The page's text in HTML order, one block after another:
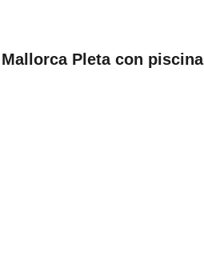
Pleta con piscina